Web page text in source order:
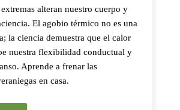
alteran nuestro cuerpo y
El agobio térmico no es una
la ciencia demuestra que el calor
nuestra flexibilidad conductual y
Aprende a frenar las
en casa.